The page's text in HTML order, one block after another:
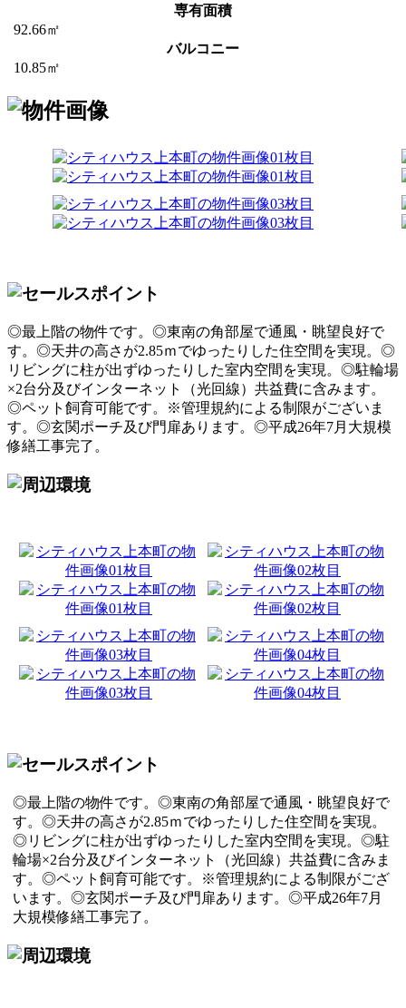
専有面積
92.66㎡
バルコニー
10.85㎡
◎最上階の物件です。◎東南の角部屋で通風・眺望良好で
す。◎天井の高さが2.85ｍでゆったりした住空間を実現。◎
リビングに柱が出ずゆったりした室内空間を実現。◎駐輪場
×2台分及びインターネット（光回線）共益費に含みます。
◎ペット飼育可能です。※管理規約による制限がございま
す。◎玄関ポーチ及び門扉あります。◎平成26年7月大規模
修繕工事完了。
◎最上階の物件です。◎東南の角部屋で通風・眺望良好で
す。◎天井の高さが2.85ｍでゆったりした住空間を実現。
◎リビングに柱が出ずゆったりした室内空間を実現。◎駐
輪場×2台分及びインターネット（光回線）共益費に含みま
す。◎ペット飼育可能です。※管理規約による制限がござ
います。◎玄関ポーチ及び門扉あります。◎平成26年7月
大規模修繕工事完了。